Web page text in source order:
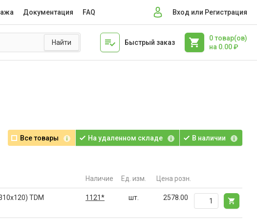
Документация FAQ Вход или Регистрация
Быстрый заказ
0товар(ов)
на 0.00₽
Все товары На удаленном складе В наличии
Наличие Ед. изм. Цена розн.
TDM 1121* шт. 2578.00